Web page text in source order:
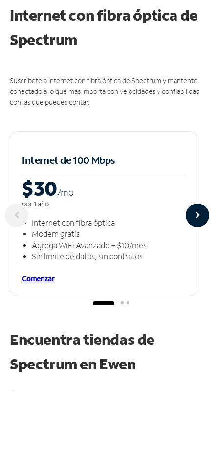
Internet con fibra óptica de
Spectrum
Suscríbete a Internet con fibra óptica de Spectrum y mantente
conectado a lo que más importa con velocidades y confiabilidad
con las que puedes contar.
Internet de 100 Mbps
$30/mo
por 1 año
Internet con fibra óptica
Módem gratis
Agrega WiFi Avanzado + $10/mes
Sin límite de datos, sin contratos
Comenzar
Encuentra tiendas de
Spectrum en Ewen